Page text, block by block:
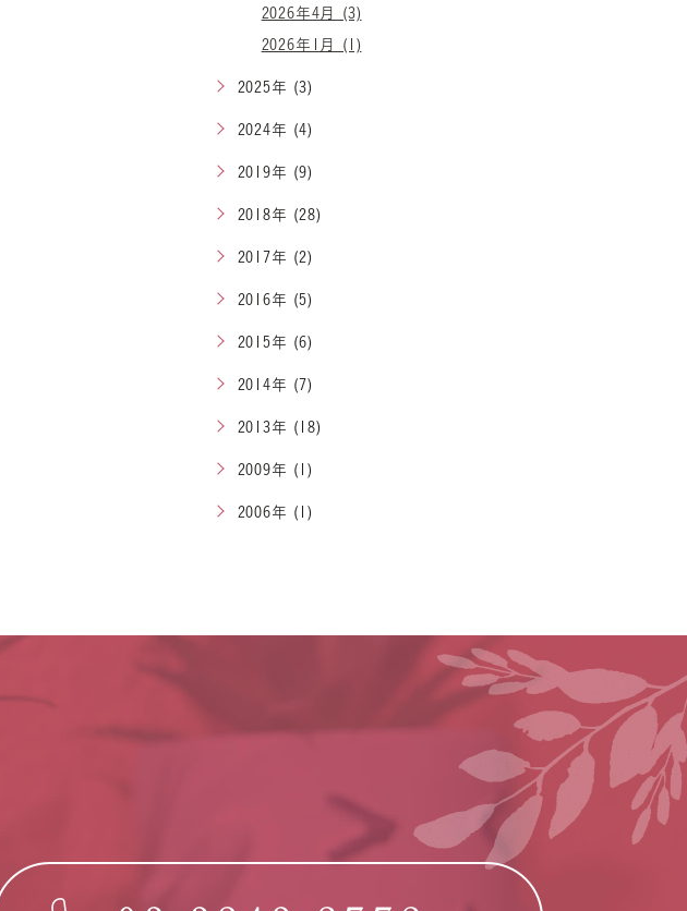
2026年4月 (3)
2026年1月 (1)
2025年 (3)
2024年 (4)
2019年 (9)
2018年 (28)
2017年 (2)
2016年 (5)
2015年 (6)
2014年 (7)
2013年 (18)
2009年 (1)
2006年 (1)